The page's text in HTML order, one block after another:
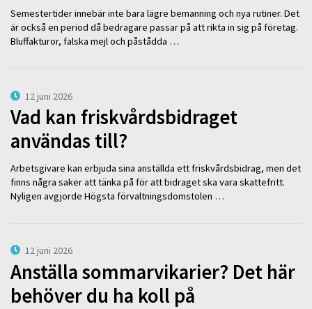
Semestertider innebär inte bara lägre bemanning och nya rutiner. Det
är också en period då bedragare passar på att rikta in sig på företag.
Bluffakturor, falska mejl och påstådda …
12 juni 2026
Vad kan friskvårdsbidraget
användas till?
Arbetsgivare kan erbjuda sina anställda ett friskvårdsbidrag, men det
finns några saker att tänka på för att bidraget ska vara skattefritt.
Nyligen avgjorde Högsta förvaltningsdomstolen …
12 juni 2026
Anställa sommarvikarier? Det här
behöver du ha koll på